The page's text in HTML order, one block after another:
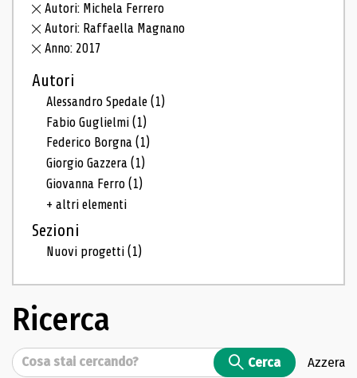
Autori: Michela Ferrero
Autori: Raffaella Magnano
Anno: 2017
Autori
Alessandro Spedale(1)
Fabio Guglielmi(1)
Federico Borgna(1)
Giorgio Gazzera(1)
Giovanna Ferro(1)
+ altri elementi
Sezioni
Nuovi progetti(1)
Ricerca
Cerca Cerca Azzera